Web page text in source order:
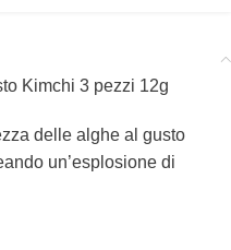
Kimchi 3 pezzi 12g
delle alghe al gusto
un’esplosione di